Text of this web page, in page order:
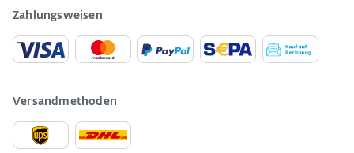
Zahlungsweisen
Versandmethoden